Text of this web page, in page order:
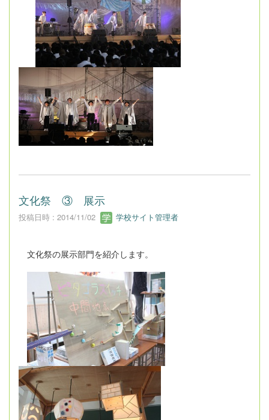
文化祭 ③ 展示
投稿日時 : 2014/11/02 学校サイト管理者
文化祭の展示部門を紹介します。